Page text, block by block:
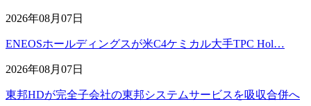
2026年08月07日
ENEOSホールディングスが米C4ケミカル大手TPC Hol…
2026年08月07日
東邦HDが完全子会社の東邦システムサービスを吸収合併へ